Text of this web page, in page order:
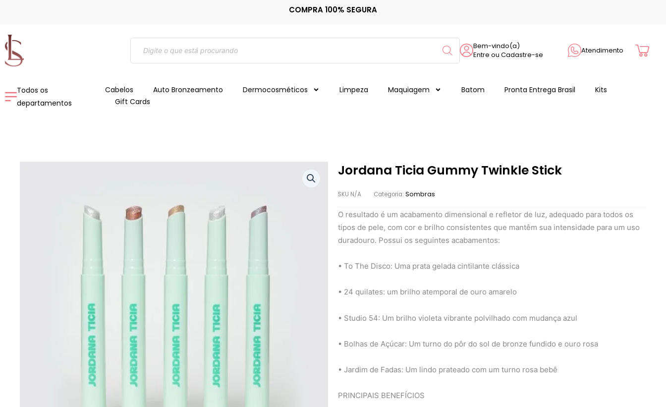
conteúdo
COMPRA 100% SEGURA
Pesquisar
produtos
Bem-vindo(a)
Entre ou Cadastre-se
Atendimento Cart
Todos os
departamentos
Cabelos Auto Bronzeamento Dermocosméticos Limpeza Maquiagem Batom Pronta Entrega Brasil
Kits
Gift Cards
Jordana Ticia Gummy Twinkle Stick
SKU N/A Categoria: Sombras
O resultado é um acabamento dimensional e refletor de luz, adequado para todos os
tipos de pele, com cor e brilho consistentes que mantêm sua intensidade para um uso
duradouro. Possui os seguintes acabamentos:
• To The Disco: Uma prata gelada cintilante clássica
• 24 quilates: um brilho atemporal de ouro amarelo
• Studio 54: Um brilho violeta vibrante polvilhado com mudança azul
• Bolhas de Açúcar: Um turno do pôr do sol de bronze fundido e ouro rosa
• Jardim de Fadas: Um lindo prateado com um turno rosa bebê
PRINCIPAIS BENEFÍCIOS